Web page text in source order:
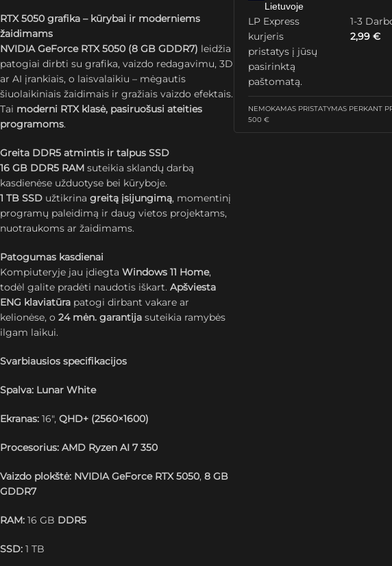
RTX 5050 grafika – kūrybai ir moderniems
žaidimams
NVIDIA GeForce RTX 5050 (8 GB GDDR7) leidžia
patogiai dirbti su grafika, vaizdo redagavimu, 3D
ar AI įrankiais, o laisvalaikiu – mėgautis
šiuolaikiniais žaidimais ir gražiais vaizdo efektais.
Tai moderni RTX klasė, pasiruošusi ateities
programoms.
Greita DDR5 atmintis ir talpus SSD
16 GB DDR5 RAM suteikia sklandų darbą
kasdienėse užduotyse bei kūryboje.
1 TB SSD užtikrina greitą įsijungimą, momentinį
programų paleidimą ir daug vietos projektams,
nuotraukoms ar žaidimams.
Patogumas kasdienai
Kompiuteryje jau įdiegta Windows 11 Home,
todėl galite pradėti naudotis iškart. Apšviesta
ENG klaviatūra patogi dirbant vakare ar
kelionėse, o 24 mėn. garantija suteikia ramybės
ilgam laikui.
Svarbiausios specifikacijos
Spalva: Lunar White
Ekranas: 16″, QHD+ (2560×1600)
Procesorius: AMD Ryzen AI 7 350
Vaizdo plokštė: NVIDIA GeForce RTX 5050, 8 GB
GDDR7
RAM: 16 GB DDR5
SSD: 1 TB
Lietuvoje
LP Express
kurjeris
pristatys į jūsų
pasirinktą
paštomatą.
1-3
2,99€
NEMOKAMAS PRISTATYMAS PERKANT
500 €